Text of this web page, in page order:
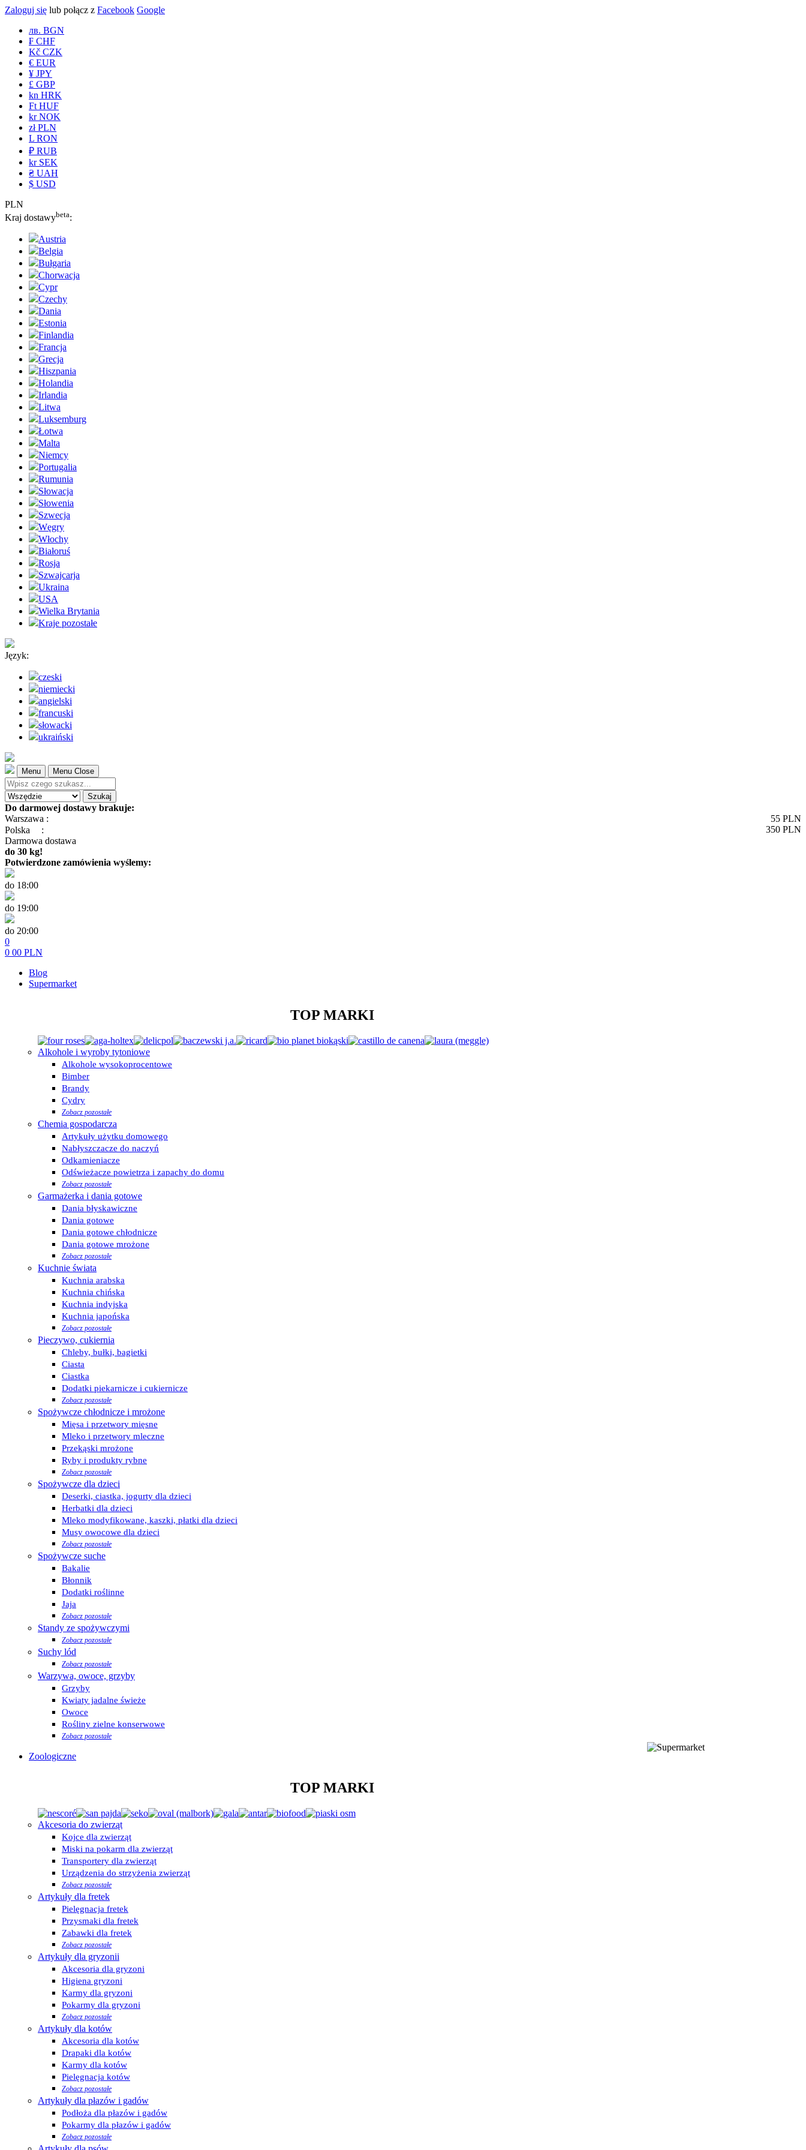
Zaloguj się lub połącz z Facebook Google
лв. BGN
₣ CHF
Kč CZK
€ EUR
¥ JPY
£ GBP
kn HRK
Ft HUF
kr NOK
zł PLN
L RON
₽ RUB
kr SEK
₴ UAH
$ USD
PLN
Kraj dostawybeta:
Austria
Belgia
Bułgaria
Chorwacja
Cypr
Czechy
Dania
Estonia
Finlandia
Francja
Grecja
Hiszpania
Holandia
Irlandia
Litwa
Luksemburg
Łotwa
Malta
Niemcy
Portugalia
Rumunia
Słowacja
Słowenia
Szwecja
Węgry
Włochy
Białoruś
Rosja
Szwajcarja
Ukraina
USA
Wielka Brytania
Kraje pozostałe
Język:
czeski
niemiecki
angielski
francuski
słowacki
ukraiński
Menu Menu Close
Szukaj
Do darmowej dostawy brakuje:
Warszawa :
55 PLN
Polska
: 350 PLN
Darmowa dostawa
do 30 kg!
Potwierdzone zamówienia wyślemy:
do 18:00
do 19:00
do 20:00
0
0 00 PLN
Blog
Supermarket
TOP MARKI
Alkohole i wyroby tytoniowe
Alkohole wysokoprocentowe
Bimber
Brandy
Cydry
Zobacz pozostałe
Chemia gospodarcza
Artykuły użytku domowego
Nabłyszczacze do naczyń
Odkamieniacze
Odświeżacze powietrza i zapachy do domu
Zobacz pozostałe
Garmażerka i dania gotowe
Dania błyskawiczne
Dania gotowe
Dania gotowe chłodnicze
Dania gotowe mrożone
Zobacz pozostałe
Kuchnie świata
Kuchnia arabska
Kuchnia chińska
Kuchnia indyjska
Kuchnia japońska
Zobacz pozostałe
Pieczywo, cukiernia
Chleby, bułki, bagietki
Ciasta
Ciastka
Dodatki piekarnicze i cukiernicze
Zobacz pozostałe
Spożywcze chłodnicze i mrożone
Mięsa i przetwory mięsne
Mleko i przetwory mleczne
Przekąski mrożone
Ryby i produkty rybne
Zobacz pozostałe
Spożywcze dla dzieci
Deserki, ciastka, jogurty dla dzieci
Herbatki dla dzieci
Mleko modyfikowane, kaszki, płatki dla dzieci
Musy owocowe dla dzieci
Zobacz pozostałe
Spożywcze suche
Bakalie
Błonnik
Dodatki roślinne
Jaja
Zobacz pozostałe
Standy ze spożywczymi
Zobacz pozostałe
Suchy lód
Zobacz pozostałe
Warzywa, owoce, grzyby
Grzyby
Kwiaty jadalne świeże
Owoce
Rośliny zielne konserwowe
Zobacz pozostałe
Zoologiczne
TOP MARKI
Akcesoria do zwierząt
Kojce dla zwierząt
Miski na pokarm dla zwierząt
Transportery dla zwierząt
Urządzenia do strzyżenia zwierząt
Zobacz pozostałe
Artykuły dla fretek
Pielęgnacja fretek
Przysmaki dla fretek
Zabawki dla fretek
Zobacz pozostałe
Artykuły dla gryzonii
Akcesoria dla gryzoni
Higiena gryzoni
Karmy dla gryzoni
Pokarmy dla gryzoni
Zobacz pozostałe
Artykuły dla kotów
Akcesoria dla kotów
Drapaki dla kotów
Karmy dla kotów
Pielęgnacja kotów
Zobacz pozostałe
Artykuły dla płazów i gadów
Podłoża dla płazów i gadów
Pokarmy dla płazów i gadów
Zobacz pozostałe